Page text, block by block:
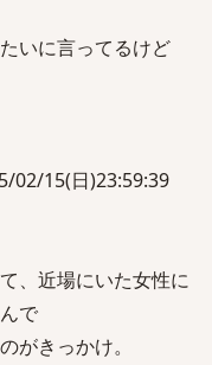
いに言ってるけど
02/15(日)23:59:39
、近場にいた女性に
で
がきっかけ。